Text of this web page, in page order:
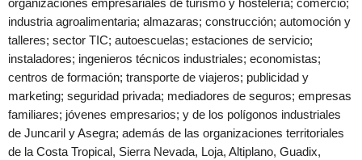
organizaciones empresariales de turismo y hostelería; comercio;
industria agroalimentaria; almazaras; construcción; automoción y
talleres; sector TIC; autoescuelas; estaciones de servicio;
instaladores; ingenieros técnicos industriales; economistas;
centros de formación; transporte de viajeros; publicidad y
marketing; seguridad privada; mediadores de seguros; empresas
familiares; jóvenes empresarios; y de los polígonos industriales
de Juncaril y Asegra; además de las organizaciones territoriales
de la Costa Tropical, Sierra Nevada, Loja, Altiplano, Guadix,